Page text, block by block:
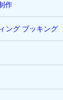
作
ング ブッキング